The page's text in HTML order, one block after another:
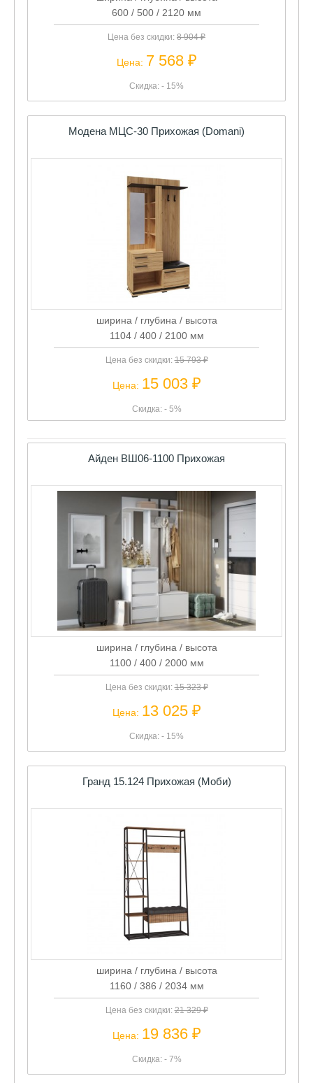
600 / 500 / 2120 мм
Цена без скидки: 8 904 ₽
Цена: 7 568 ₽
Скидка: - 15%
Модена МЦС-30 Прихожая (Domani)
ширина / глубина / высота
1104 / 400 / 2100 мм
Цена без скидки:15 793 ₽
Цена: 15 003 ₽
Скидка: - 5%
Айден ВШ06-1100 Прихожая
ширина / глубина / высота
1100 / 400 / 2000 мм
Цена без скидки:15 323 ₽
Цена: 13 025 ₽
Скидка: - 15%
Гранд 15.124 Прихожая (Моби)
ширина / глубина / высота
1160 / 386 / 2034 мм
Цена без скидки:21 329 ₽
Цена: 19 836 ₽
Скидка: - 7%